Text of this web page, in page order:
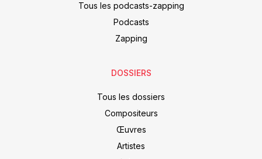
Tous les podcasts-zapping
Podcasts
Zapping
DOSSIERS
Tous les dossiers
Compositeurs
Œuvres
Artistes